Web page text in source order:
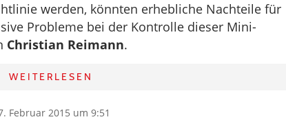
werden, könnten erhebliche Nachteile für
Probleme bei der Kontrolle dieser Mini-
Christian Reimann.
WEITERLESEN
Februar 2015 um 9:51